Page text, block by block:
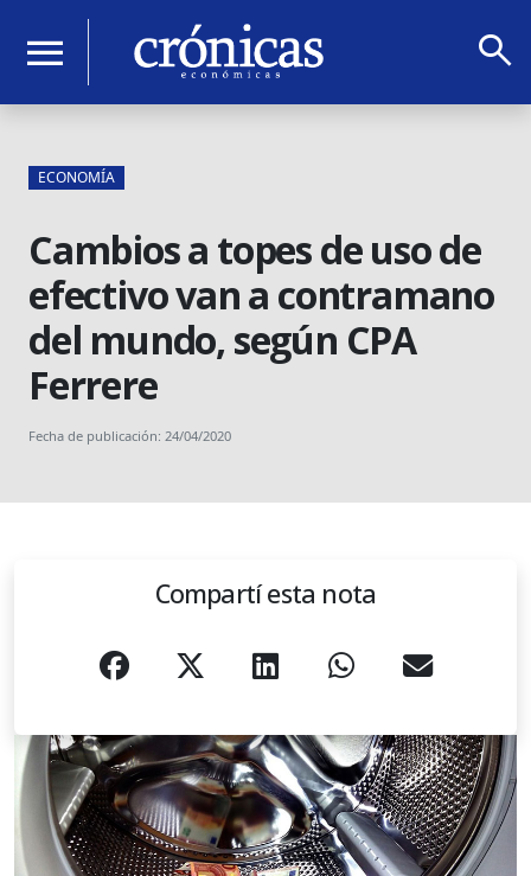
menu search
ECONOMÍA
Cambios a topes de uso de
efectivo van a contramano
del mundo, según CPA
Ferrere
Fecha de publicación: 24/04/2020
Compartí esta nota